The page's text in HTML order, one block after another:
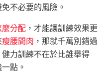
不必要的風險。
分配 ，才能讓訓練效果更
瘦腰間肉 ，那就千萬別錯過
力訓練不在於比誰舉得
點。